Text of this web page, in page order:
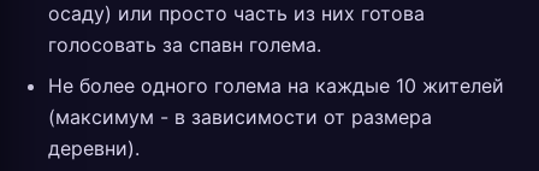
осаду) или просто часть из них готова
голосовать за спавн голема.
Не более одного голема на каждые 10 жителей
(максимум - в зависимости от размера
деревни).